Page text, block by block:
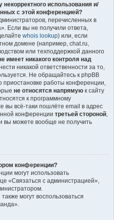
использования и/
с этой конференцией?
перечисленных в
Если вы не получили ответа,
whois lookup) или, если
домене (например, chat.ru,
или техподдержкой данного
имеет никакого контроля над
никакой ответственности за то,
Не обращайтесь к phpBB
работы конференции,
не относятся напрямую к сайту
к программному
вы всё-таки пошлёте email в адрес
конференции третьей стороной
вы можете вообще не получить
конференции?
могут использовать
«Связаться с администрацией»,
могут воспользоваться